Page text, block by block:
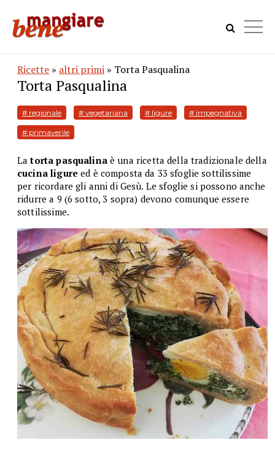
Ricette » altri primi » Torta Pasqualina
Torta Pasqualina
# regionale # vegetariana # ligure # impegnativa
# primaverile
La torta pasqualinaè una ricetta della tradizionale della
cucina ligureed è composta da 33 sfoglie sottilissime
per ricordare gli anni di Gesù. Le sfoglie si possono anche
ridurre a 9 (6 sotto, 3 sopra) devono comunque essere
sottilissime.